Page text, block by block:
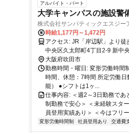
アルバイト・パート
大学キャンパスの施設警
株式会社サンパティックエスジー
時給1,177円～1,472円
アクセス: JR「岸辺駅」より徒歩5分 ＜事業所所在地（選考場所）＞ 大阪府大阪市
中央区久太郎町4丁目2-9 新中央ビル5Ｆ 地下鉄中央線・御堂筋
町駅」より徒歩1分
大阪府吹田市
勤務時間・曜日: 変形労働時
時間、休憩：7時間 所定労働
能） ●シフトは1ヶ...
仕事内容: ＜週2～3日勤務であ
制勤務で安心＞ ＜未経験スタ
員登用実績あり＞ ＜今はフリ
変形労働時間制 社員登用あり 交通費